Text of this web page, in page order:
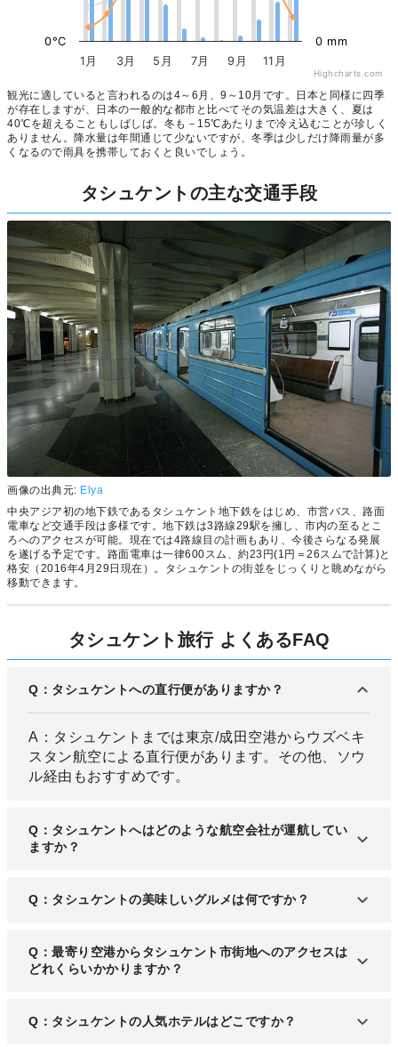
1月 3月 5月 7月 9月 11月
0°C 0 mm
Highcharts.com
観光に適していると言われるのは4～6月、9～10月です。日本と同様に四季
が存在しますが、日本の一般的な都市と比べてその気温差は大きく、夏は
40℃を超えることもしばしば。冬も－15℃あたりまで冷え込むことが珍しく
ありません。降水量は年間通じて少ないですが、冬季は少しだけ降雨量が多
くなるので雨具を携帯しておくと良いでしょう。
タシュケントの主な交通手段
画像の出典元: Elya
中央アジア初の地下鉄であるタシュケント地下鉄をはじめ、市営バス、路面
電車など交通手段は多様です。地下鉄は3路線29駅を擁し、市内の至るとこ
ろへのアクセスが可能。現在では4路線目の計画もあり、今後さらなる発展
を遂げる予定です。路面電車は一律600スム、約23円(1円＝26スムで計算)と
格安（2016年4月29日現在）。タシュケントの街並をじっくりと眺めながら
移動できます。
タシュケント旅行 よくあるFAQ
Q：タシュケントへの直行便がありますか？
A：タシュケントまでは東京/成田空港からウズベキ
スタン航空による直行便があります。その他、ソウ
ル経由もおすすめです。
Q：タシュケントへはどのような航空会社が運航してい
ますか？
A：イスラム・カリモフ・タシュケント国際空港に
コのターキッシュエアラインズなどが乗り入れてい
ます。
Q：タシュケントの美味しいグルメは何ですか？
A：タシュケントは串焼き羊肉「シャシリク」やウ
ズベキスタン版ピラフ「プロフ」、ウズベキスタン
Q：最寄り空港からタシュケント市街地へのアクセスは
どれくらいかかりますか？
A：タクシーで約15分、路線バスで約20分です。空
Q：タシュケントの人気ホテルはどこですか？